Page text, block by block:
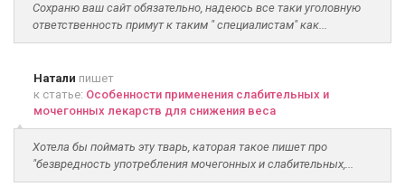
Сохраню ваш сайт обязательно, надеюсь все таки уголовную
ответственность примут к таким " специалистам" как...
Натали пишет
к статье: Особенности применения слабительных и
мочегонных лекарств для снижения веса
Хотела бы поймать эту тварь, каторая такое пишет про
"безвредность употребления мочегонных и слабительных,...